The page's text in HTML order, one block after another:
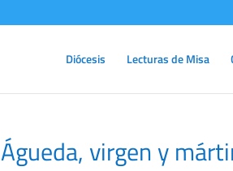
Diócesis Lecturas de Misa
Águeda, virgen y